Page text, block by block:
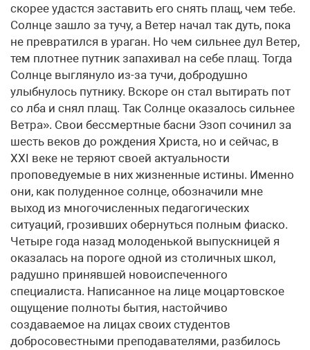
скорее удастся заставить его снять плащ, чем тебе.
Солнце зашло за тучу, а Ветер начал так дуть, пока
не превратился в ураган. Но чем сильнее дул Ветер,
тем плотнее путник запахивал на себе плащ. Тогда
Солнце выглянуло из-за тучи, добродушно
улыбнулось путнику. Вскоре он стал вытирать пот
со лба и снял плащ. Так Солнце оказалось сильнее
Ветра». Свои бессмертные басни Эзоп сочинил за
шесть веков до рождения Христа, но и сейчас, в
XXI веке не теряют своей актуальности
проповедуемые в них жизненные истины. Именно
они, как полуденное солнце, обозначили мне
выход из многочисленных педагогических
ситуаций, грозивших обернуться полным фиаско.
Четыре года назад молоденькой выпускницей я
оказалась на пороге одной из столичных школ,
радушно принявшей новоиспеченного
специалиста. Написанное на лице моцартовское
ощущение полноты бытия, настойчиво
создаваемое на лицах своих студентов
добросовестными преподавателями, разбилось